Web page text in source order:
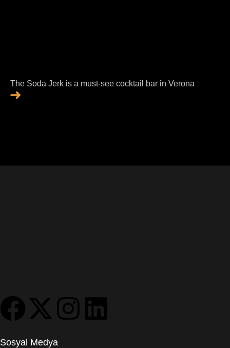
The Soda Jerk is a must-see cocktail bar in Verona
Sosyal Medya